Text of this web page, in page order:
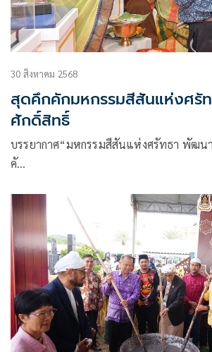
30 สิงหาคม 2568
สุดคึกคักมหกรรมสีสันแห่งศรัท
ศักดิ์สิทธิ์
บรรยากาศ“มหกรรมสีสันแห่งศรัทธา พัฒน
คั…